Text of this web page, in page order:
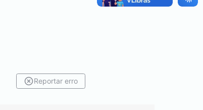
Reportar erro